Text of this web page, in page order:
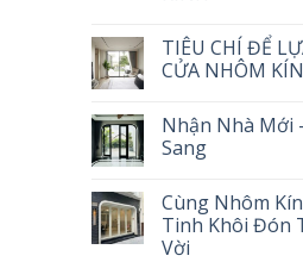
TIÊU CHÍ ĐỂ
CỬA NHÔM
Nhận Nhà Mới
Sang
Cùng Nhôm
Tinh Khôi Đón
Vời